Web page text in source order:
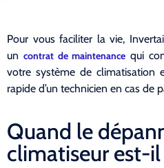
Pour vous faciliter la vie,
un contrat de maintenance qui
votre système de climatisation
rapide d’un technicien en cas de
Quand le
climatiseur est-il